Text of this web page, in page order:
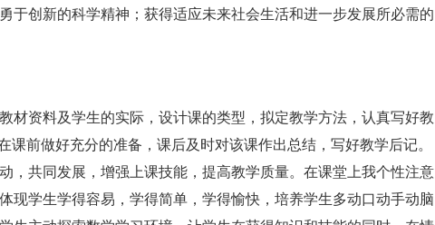
于创新的科学精神；获得适应未来社会生活和进一步发展所必需的
资料及学生的实际，设计课的类型，拟定教学方法，认真写好教
课前做好充分的准备，课后及时对该课作出总结，写好教学后记。
，共同发展，增强上课技能，提高教学质量。在课堂上我个性注意
现学生学得容易，学得简单，学得愉快，培养学生多动口动手动脑